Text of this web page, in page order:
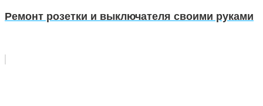
Ремонт розетки и выключателя своими руками